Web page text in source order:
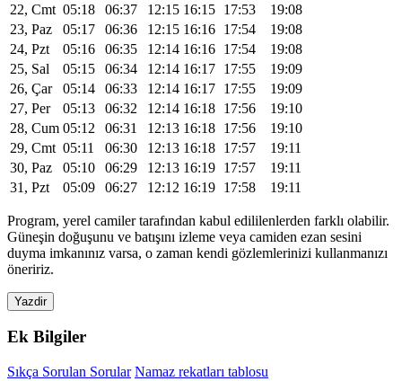
22, Cmt 05:18 06:37 12:15 16:15 17:53
19:08
23, Paz
05:17 06:36 12:15 16:16 17:54
19:08
24, Pzt
05:16 06:35 12:14 16:16 17:54
19:08
25, Sal
05:15 06:34 12:14 16:17 17:55
19:09
26, Çar
05:14 06:33 12:14 16:17 17:55
19:09
27, Per
05:13 06:32 12:14 16:18 17:56
19:10
28, Cum 05:12 06:31 12:13 16:18 17:56
19:10
29, Cmt 05:11 06:30 12:13 16:18 17:57
19:11
30, Paz
05:10 06:29 12:13 16:19 17:57
19:11
31, Pzt
05:09 06:27 12:12 16:19 17:58 19:11
Program, yerel camiler tarafından kabul edililenlerden farklı olabilir.
Güneşin doğuşunu ve batışını izleme veya camiden ezan sesini
duyma imkanınız varsa, o zaman kendi gözlemlerinizi kullanmanızı
öneririz.
Yazdir
Ek Bilgiler
Sıkça Sorulan Sorular Namaz rekatları tablosu